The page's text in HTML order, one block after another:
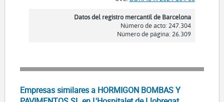
Datos del registro mercantil de Barcelona
Número de acto: 247.304
Número de página: 26.309
Empresas similares a HORMIGON BOMBAS Y